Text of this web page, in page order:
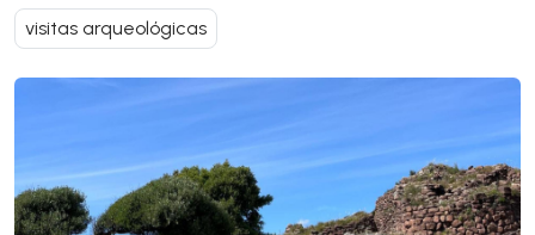
visitas arqueológicas